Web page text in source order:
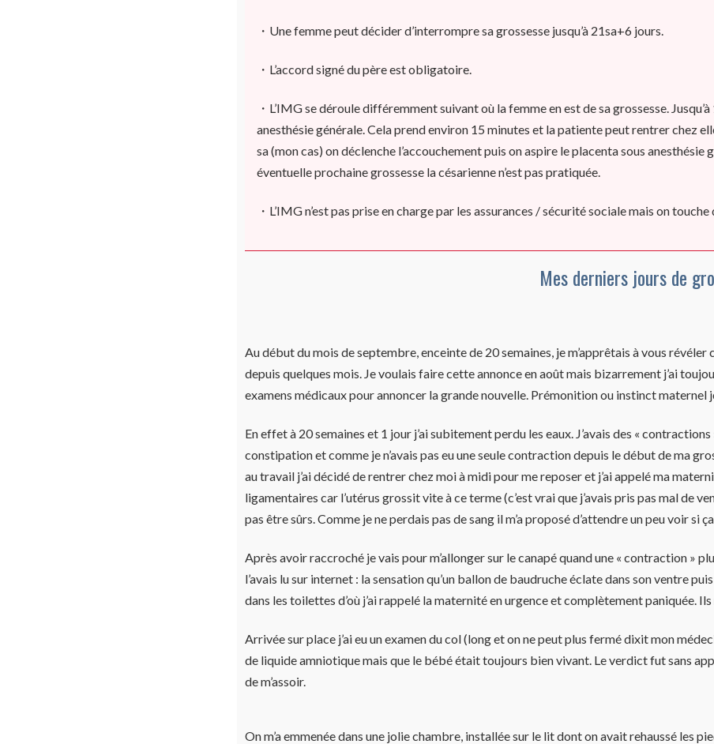
・Une femme peut décider d’interrompre sa grossesse jusqu’à 21sa+6 jours.
・L’accord signé du père est obligatoire.
・L’IMG se déroule différemment suivant où la femme en est de sa grossesse.
anesthésie générale. Cela prend environ 15 minutes et la patiente peut rentrer chez
sa (mon cas) on déclenche l’accouchement puis on aspire le placenta sous
éventuelle prochaine grossesse la césarienne n’est pas pratiquée.
・L’IMG n’est pas prise en charge par les assurances / sécurité sociale mais on
Mes derniers jours de
Au début du mois de septembre, enceinte de 20 semaines, je m’apprêtais à vous
depuis quelques mois. Je voulais faire cette annonce en août mais bizarrement j’ai
examens médicaux pour annoncer la grande nouvelle. Prémonition ou instinct maternel
En effet à 20 semaines et 1 jour j’ai subitement perdu les eaux. J’avais des «
constipation et comme je n’avais pas eu une seule contraction depuis le début de ma
au travail j’ai décidé de rentrer chez moi à midi pour me reposer et j’ai appelé ma
ligamentaires car l’utérus grossit vite à ce terme (c’est vrai que j’avais pris pas mal de
pas être sûrs. Comme je ne perdais pas de sang il m’a proposé d’attendre un peu voir si
Après avoir raccroché je vais pour m’allonger sur le canapé quand une « contraction »
l’avais lu sur internet : la sensation qu’un ballon de baudruche éclate dans son ventre
dans les toilettes d’où j’ai rappelé la maternité en urgence etcomplètement paniquée.
Arrivée sur place j’ai eu un examen du col (long et on ne peut plus fermé dixit mon
de liquide amniotique mais que le bébé était toujours bien vivant. Le verdict fut sans
de m’assoir.
On m’a emmenée dans une jolie chambre, installée sur le lit dont on avait rehaussé les